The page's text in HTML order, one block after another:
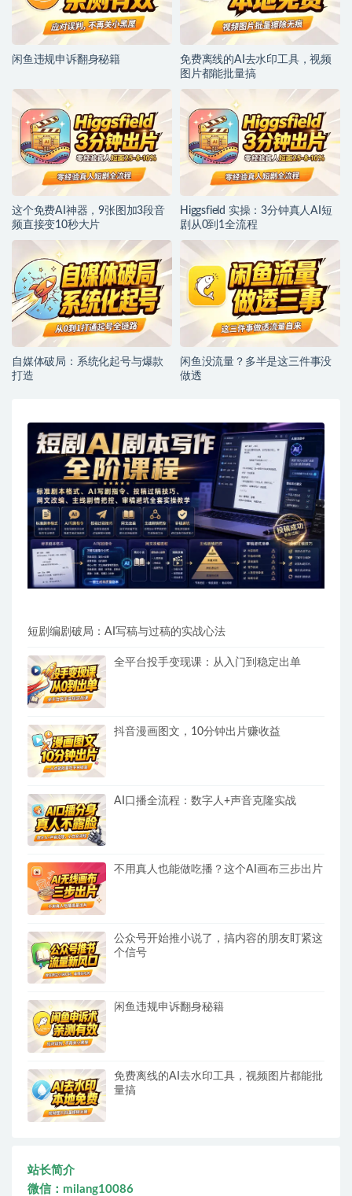
闲鱼违规申诉翻身秘籍
免费离线的AI去水印工具，视频
图片都能批量搞
这个免费AI神器，9张图加3段音
频直接变10秒大片
Higgsfield 实操：3分钟真人AI短
剧从0到1全流程
自媒体破局：系统化起号与爆款
打造
闲鱼没流量？多半是这三件事没
做透
短剧编剧破局：AI写稿与过稿的实战心法
全平台投手变现课：从入门到稳定出单
抖音漫画图文，10分钟出片赚收益
AI口播全流程：数字人+声音克隆实战
不用真人也能做吃播？这个AI画布三步出片
公众号开始推小说了，搞内容的朋友盯紧这
个信号
闲鱼违规申诉翻身秘籍
免费离线的AI去水印工具，视频图片都能批
量搞
站长简介
微信：milang10086